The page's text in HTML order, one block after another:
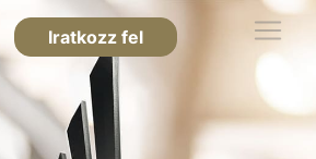
Iratkozz fel